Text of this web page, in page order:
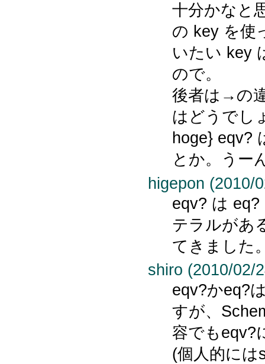
十分かなと
の key を使
いたい key
ので。
後者は→の
はどうでし
hoge} eqv?
とか。うー
higepon (2010/
eqv? は
テラルがあ
てきました
shiro (2010/02/
eqv?かeq?
すが、
容でもeqv?
(個人的には